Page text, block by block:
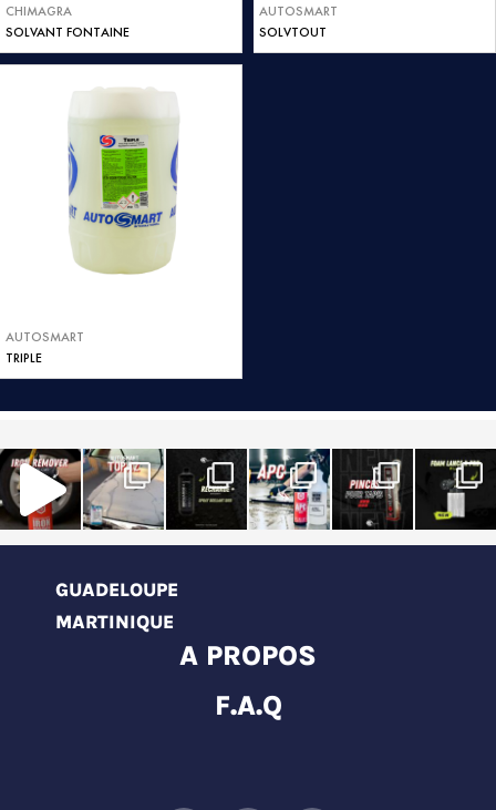
CHIMAGRA
SOLVANT FONTAINE
AUTOSMART
SOLVTOUT
AUTOSMART
TRIPLE
GUADELOUPE
MARTINIQUE
A PROPOS
F.A.Q